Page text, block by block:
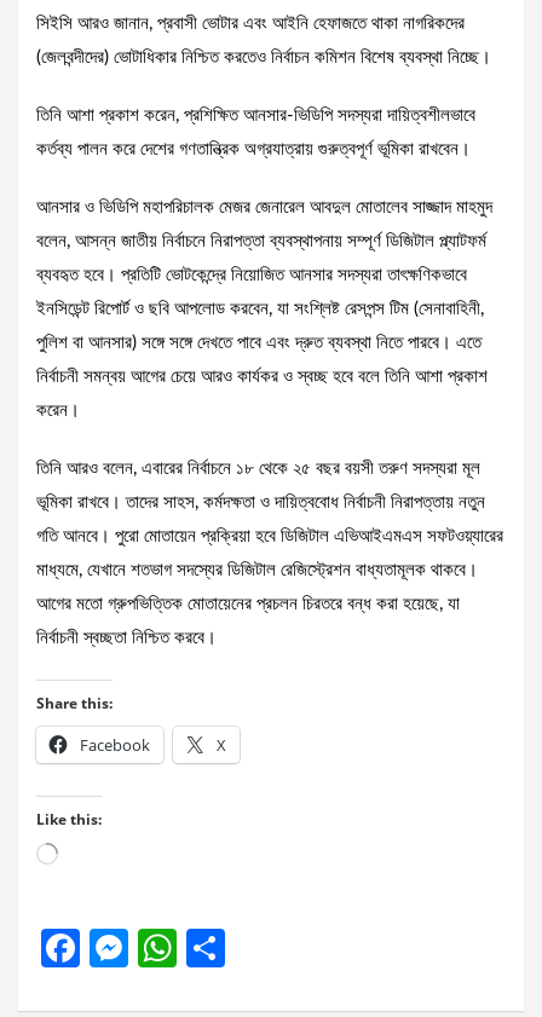
সিইসি আরও জানান, প্রবাসী ভোটার এবং আইনি হেফাজতে থাকা নাগরিকদের
(জেলবন্দীদের) ভোটাধিকার নিশ্চিত করতেও নির্বাচন কমিশন বিশেষ ব্যবস্থা নিচ্ছে।
তিনি আশা প্রকাশ করেন, প্রশিক্ষিত আনসার-ভিডিপি সদস্যরা দায়িত্বশীলভাবে
কর্তব্য পালন করে দেশের গণতান্ত্রিক অগ্রযাত্রায় গুরুত্বপূর্ণ ভূমিকা রাখবেন।
আনসার ও ভিডিপি মহাপরিচালক মেজর জেনারেল আবদুল মোতালেব সাজ্জাদ মাহমুদ
বলেন, আসন্ন জাতীয় নির্বাচনে নিরাপত্তা ব্যবস্থাপনায় সম্পূর্ণ ডিজিটাল প্ল্যাটফর্ম
ব্যবহৃত হবে। প্রতিটি ভোটকেন্দ্রে নিয়োজিত আনসার সদস্যরা তাৎক্ষণিকভাবে
ইনসিডেন্ট রিপোর্ট ও ছবি আপলোড করবেন, যা সংশ্লিষ্ট রেসপন্স টিম (সেনাবাহিনী,
পুলিশ বা আনসার) সঙ্গে সঙ্গে দেখতে পাবে এবং দ্রুত ব্যবস্থা নিতে পারবে। এতে
নির্বাচনী সমন্বয় আগের চেয়ে আরও কার্যকর ও স্বচ্ছ হবে বলে তিনি আশা প্রকাশ
করেন।
তিনি আরও বলেন, এবারের নির্বাচনে ১৮ থেকে ২৫ বছর বয়সী তরুণ সদস্যরা মূল
ভূমিকা রাখবে। তাদের সাহস, কর্মদক্ষতা ও দায়িত্ববোধ নির্বাচনী নিরাপত্তায় নতুন
গতি আনবে। পুরো মোতায়েন প্রক্রিয়া হবে ডিজিটাল এভিআইএমএস সফটওয়্যারের
মাধ্যমে, যেখানে শতভাগ সদস্যের ডিজিটাল রেজিস্ট্রেশন বাধ্যতামূলক থাকবে।
আগের মতো গ্রুপভিত্তিক মোতায়েনের প্রচলন চিরতরে বন্ধ করা হয়েছে, যা
নির্বাচনী স্বচ্ছতা নিশ্চিত করবে।
Share this:
Facebook X
Like this:
Loading…
F
M
W